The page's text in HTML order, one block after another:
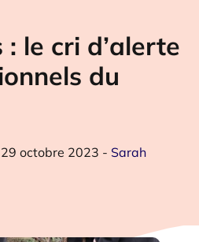
le cri d’alerte
du
octobre 2023 - Sarah